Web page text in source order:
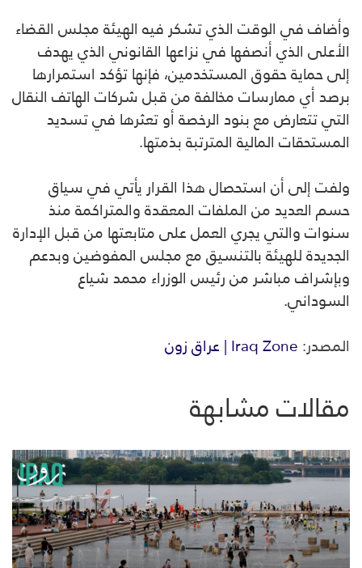
وأضاف في الوقت الذي تشكر فيه الهيئة مجلس القضاء
الأعلى الذي أنصفها في نزاعها القانوني الذي يهدف
إلى حماية حقوق المستخدمين، فإنها تؤكد استمرارها
برصد أي ممارسات مخالفة من قبل شركات الهاتف النقال
التي تتعارض مع بنود الرخصة أو تعثرها في تسديد
المستحقات المالية المترتبة بذمتها.
ولفت إلى أن استحصال هذا القرار يأتي في سياق
حسم العديد من الملفات المعقدة والمتراكمة منذ
سنوات والتي يجري العمل على متابعتها من قبل الإدارة
الجديدة للهيئة بالتنسيق مع مجلس المفوضين وبدعم
وبإشراف مباشر من رئيس الوزراء محمد شياع
السوداني.
المصدر:Iraq Zone | عراق زون
مقالات مشابهة